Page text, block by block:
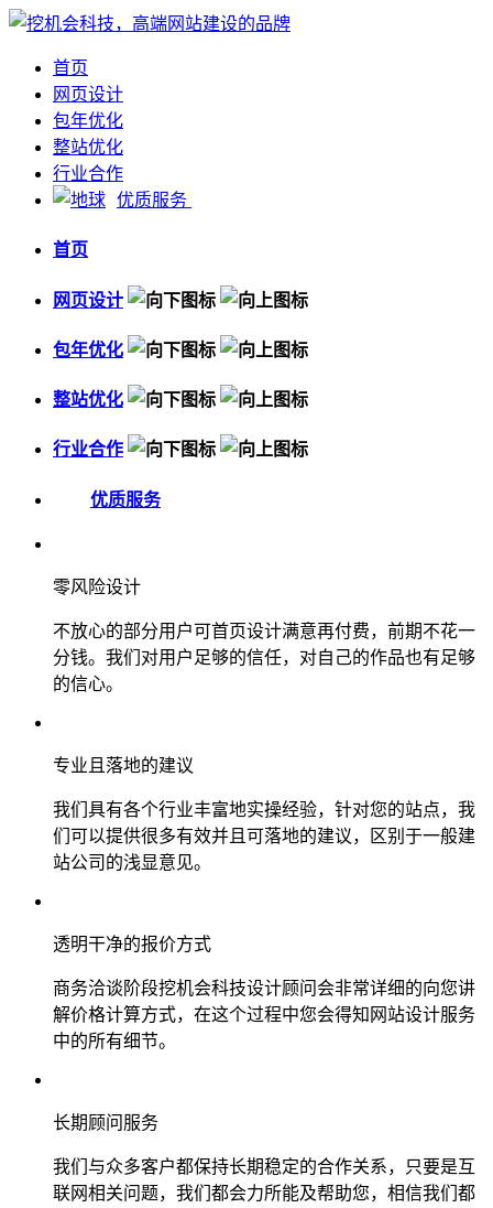
首页
网页设计
包年优化
整站优化
行业合作
优质服务
首页
网页设计
包年优化
整站优化
行业合作
优质服务
零风险设计
不放心的部分用户可首页设计满意再付费，前期不花一
分钱。我们对用户足够的信任，对自己的作品也有足够
的信心。
专业且落地的建议
我们具有各个行业丰富地实操经验，针对您的站点，我
们可以提供很多有效并且可落地的建议，区别于一般建
站公司的浅显意见。
透明干净的报价方式
商务洽谈阶段挖机会科技设计顾问会非常详细的向您讲
解价格计算方式，在这个过程中您会得知网站设计服务
中的所有细节。
长期顾问服务
我们与众多客户都保持长期稳定的合作关系，只要是互
联网相关问题，我们都会力所能及帮助您，相信我们都